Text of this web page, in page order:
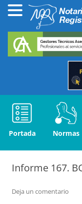
Portada Normas
Informe 167.
Deja un comentario